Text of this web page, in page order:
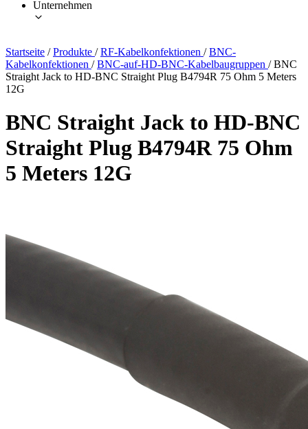
Unternehmen
Startseite / Produkte / RF-Kabelkonfektionen / BNC-
Kabelkonfektionen / BNC-auf-HD-BNC-Kabelbaugruppen / BNC
Straight Jack to HD-BNC Straight Plug B4794R 75 Ohm 5 Meters
12G
BNC Straight Jack to HD-BNC
Straight Plug B4794R 75 Ohm
5 Meters 12G